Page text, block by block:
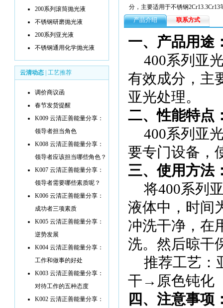
200系列滚筒抛光液
不锈钢研磨抛光液
200系列亚光液
不锈钢通用化学抛光液
云清动态 工艺推荐
调价商议函
春节发货提醒
K009 云清正善能量分享：
领导者担当角色
K008 云清正善能量分享：
领导者应该担当哪些角色？
K007 云清正善能量分享：
领导者需要哪些素质呢？
K006 云清正善能量分享：
成功者三项素质
K005 云清正善能量分享：
逆势发展
K004 云清正善能量分享：
工作和做事的好处
K003 云清正善能量分享：
对待工作的五种态度
K002 云清正善能量分享：
分，主要适用于不锈钢2Cr13.3Cr13
产品介绍
联系方式
一、产品用途
400系列亚
有效成分，主
亚光处理。
二、性能特点
400系列亚
要专门设备，
三、使用方法
将400系列
液体中，时间
冲洗干净，在
洗。然后晾干
推荐工艺
干→原色钝化
四、注意事项